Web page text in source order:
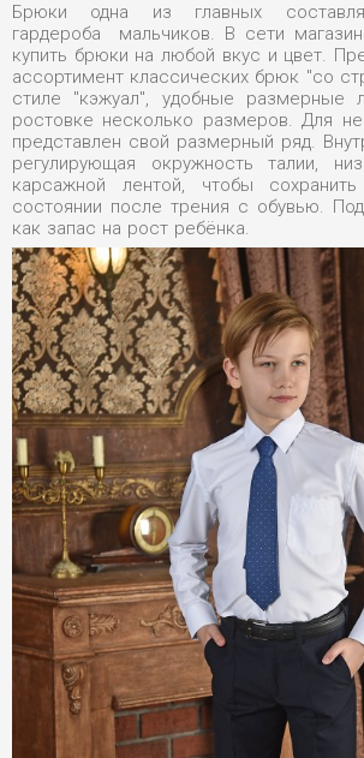
Брюки одна из главных
гардероба мальчиков. В сети
купить брюки на любой вкус и цвет.
ассортимент классических брюк "со
стиле "кэжуал", удобные размерные
ростовке несколько размеров. Для
представлен свой размерный ряд.
регулирующая окружность талии,
карсажной лентой, чтобы
состоянии после трения с обувью.
как запас на рост ребёнка.